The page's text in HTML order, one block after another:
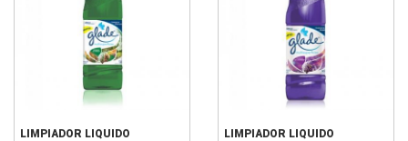
LIMPIADOR LIQUIDO
LIMPIADOR LIQUIDO